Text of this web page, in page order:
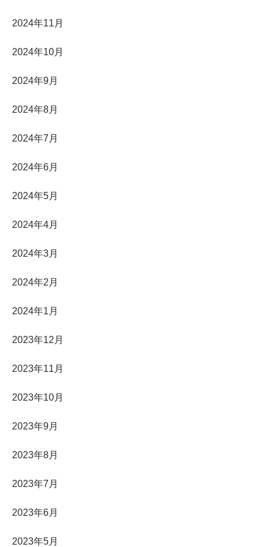
2024年11月
2024年10月
2024年9月
2024年8月
2024年7月
2024年6月
2024年5月
2024年4月
2024年3月
2024年2月
2024年1月
2023年12月
2023年11月
2023年10月
2023年9月
2023年8月
2023年7月
2023年6月
2023年5月